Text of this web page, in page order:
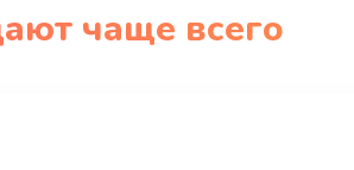
чаще всего